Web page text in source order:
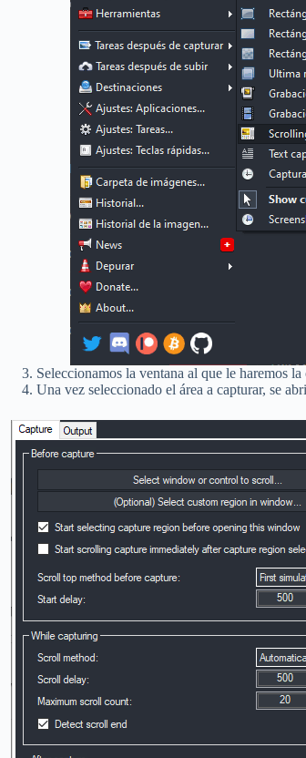
Seleccionamos la ventana al que le haremos
Una vez seleccionado el área a capturar, se